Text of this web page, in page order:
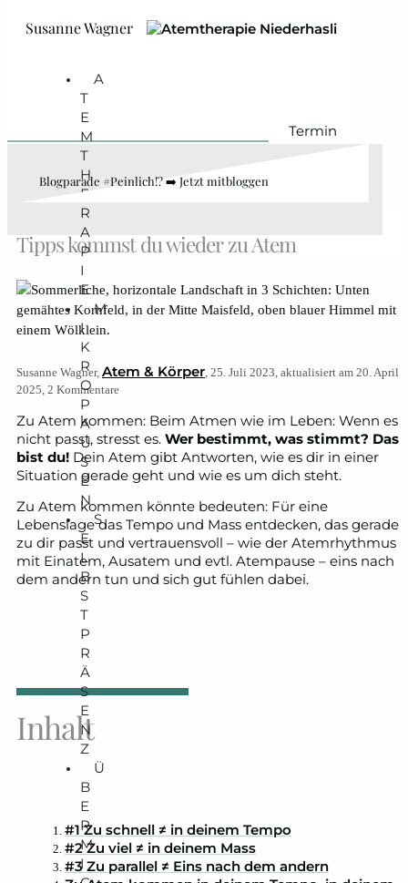
Zum Hauptinhalt springen
Susanne Wagner
A
T
E
M
T
H
E
R
A
P
I
E
M
I
K
R
O
P
A
U
S
E
N
S
E
L
B
S
T
P
R
Ä
S
E
N
Z
Ü
B
E
R
M
I
Termin
Blogparade #Peinlich!? ➡️ Jetzt mitbloggen
Zu schnell, zu viel, zu parallel? Mit diesen 3
Tipps kommst du wieder zu Atem
Susanne Wagner, Atem & Körper, 25. Juli 2023, aktualisiert am 20. April
2025, 2 Kommentare
Zu Atem kommen: Beim Atmen wie im Leben: Wenn es
nicht passt, stresst es. Wer bestimmt, was stimmt? Das
bist du! Dein Atem gibt Antworten, wie es dir in einer
Situation gerade geht und wie es um dich steht.
Zu Atem kommen könnte bedeuten: Für eine
Lebenslage das Tempo und Mass entdecken, das gerade
zu dir passt und vertrauensvoll – wie der Atemrhythmus
mit Einatem, Ausatem und evtl. Atempause – eins nach
dem andern tun und sich gut fühlen dabei.
Inhalt
#1 Zu schnell ≠ in deinem Tempo
#2 Zu viel ≠ in deinem Mass
#3 Zu parallel ≠ Eins nach dem andern